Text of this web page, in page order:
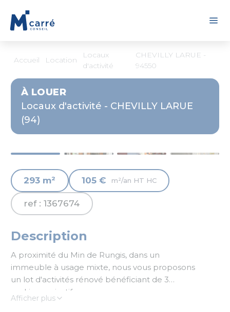
Accueil Location
Locaux
d'activité
CHEVILLY LARUE -
94550
À LOUER
Locaux d'activité - CHEVILLY LARUE
(94)
293 m² 105 € m²/an HT HC
ref : 1367674
Description
A proximité du Min de Rungis, dans un
immeuble à usage mixte, nous vous proposons
un lot d'activités rénové bénéficiant de 3
parkings privatifs.
Afficher plus